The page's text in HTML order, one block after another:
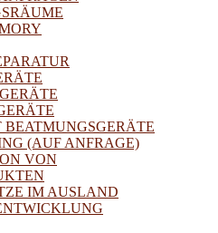
(AUF ANFRAGE)
VON
IM AUSLAND